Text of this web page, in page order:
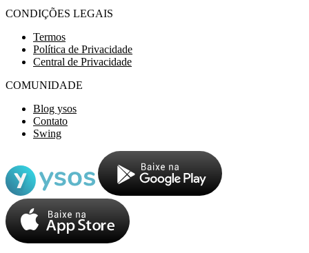
CONDIÇÕES LEGAIS
Termos
Política de Privacidade
Central de Privacidade
COMUNIDADE
Blog ysos
Contato
Swing